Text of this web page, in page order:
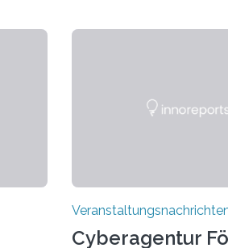
Cyberagentur